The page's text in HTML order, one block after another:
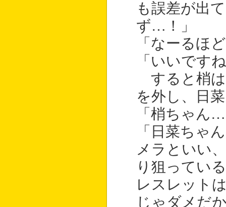
も誤差が出
ず…！」
「なーるほ
「いいで
すると梢は
を外し、日
「梢ちゃん
「日菜ちゃ
メラといい
り狙ってい
レスレット
じゃダメだ